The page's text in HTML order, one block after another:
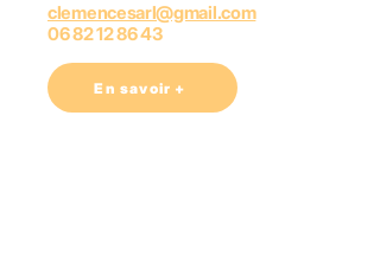
clemencesarl@gmail.com
06 82 12 86 43
En savoir +